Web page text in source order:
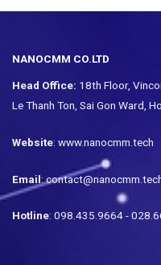
NANOCMM CO.LTD
Head Office: 18th Floor,
Le Thanh Ton, Sai Gon Ward,
Website: www.nanocmm.tech
Email:
Hotline: 098.435.9664 -